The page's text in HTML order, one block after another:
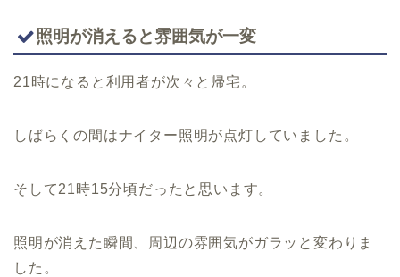
照明が消えると雰囲気が一変
21時になると利用者が次々と帰宅。
しばらくの間はナイター照明が点灯していました。
そして21時15分頃だったと思います。
照明が消えた瞬間、周辺の雰囲気がガラッと変わりま
した。